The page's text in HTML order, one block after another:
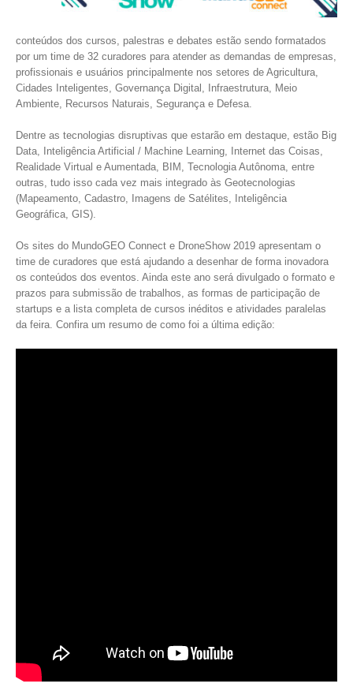
conteúdos dos cursos, palestras e debates estão sendo formatados
por um time de 32 curadores para atender as demandas de empresas,
profissionais e usuários principalmente nos setores de Agricultura,
Cidades Inteligentes, Governança Digital, Infraestrutura, Meio
Ambiente, Recursos Naturais, Segurança e Defesa.
Dentre as tecnologias disruptivas que estarão em destaque, estão Big
Data, Inteligência Artificial / Machine Learning, Internet das Coisas,
Realidade Virtual e Aumentada, BIM, Tecnologia Autônoma, entre
outras, tudo isso cada vez mais integrado às Geotecnologias
(Mapeamento, Cadastro, Imagens de Satélites, Inteligência
Geográfica, GIS).
Os sites do MundoGEO Connect e DroneShow 2019 apresentam o
time de curadores que está ajudando a desenhar de forma inovadora
os conteúdos dos eventos. Ainda este ano será divulgado o formato e
prazos para submissão de trabalhos, as formas de participação de
startups e a lista completa de cursos inéditos e atividades paralelas
da feira. Confira um resumo de como foi a última edição: